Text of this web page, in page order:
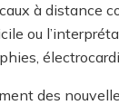
à distance
ou
des